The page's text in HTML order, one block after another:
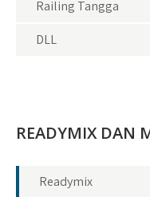
Railing Tangga
DLL
READYMIX DAN
Readymix